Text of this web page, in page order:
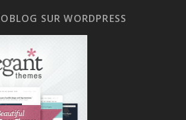
SUR WORDPRESS